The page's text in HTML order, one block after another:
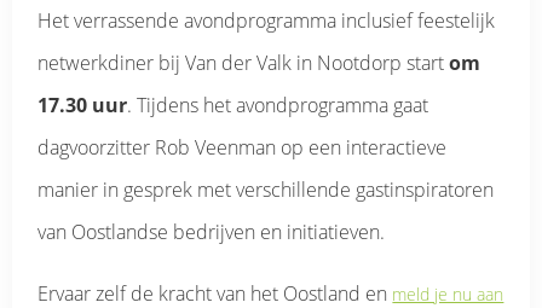
Het verrassende avondprogramma inclusief feestelijk
netwerkdiner bij Van der Valk in Nootdorp startom
17.30 uur. Tijdens het avondprogramma gaat
dagvoorzitter Rob Veenman op een interactieve
manier in gesprek met verschillende gastinspiratoren
van Oostlandse bedrijven en initiatieven.
Ervaar zelf de kracht van het Oostland en meld je nu aan